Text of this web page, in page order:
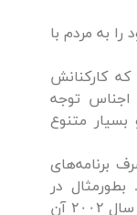
به مردم با
کارکنانش
اجناس توجه
متنوع
دلار صرف برنامه‌های
در
یکی از برنامه‌های حمایتی خود که از سال ۲۰۰۲ آن